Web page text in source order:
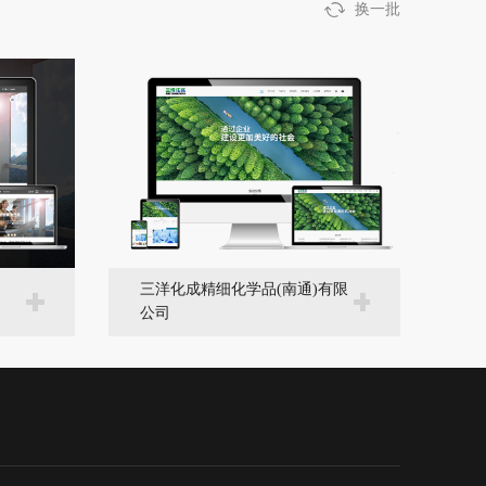
换一批
三洋化成精细化学品(南通)有限
公司